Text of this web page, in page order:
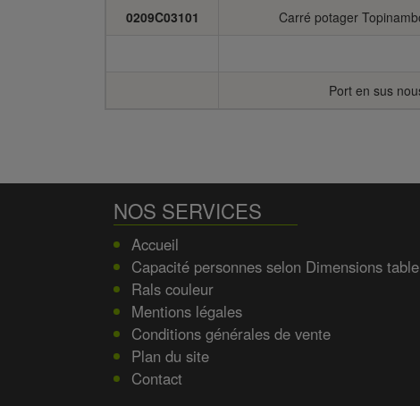
0209C03101 Carré potager
Port en sus
NOS SERVICES
Accueil
Capacité personnes selon Dimensions table
Rals couleur
Mentions légales
Conditions générales de vente
Plan du site
Contact